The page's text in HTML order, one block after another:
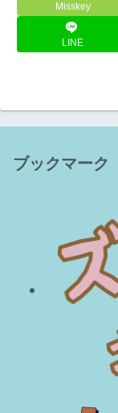
Misskey
LINE
ブックマーク